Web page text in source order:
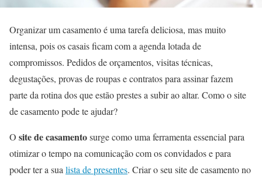
Organizar um casamento é uma tarefa deliciosa, mas muito
intensa, pois os casais ficam com a agenda lotada de
compromissos. Pedidos de orçamentos, visitas técnicas,
degustações, provas de roupas e contratos para assinar fazem
parte da rotina dos que estão prestes a subir ao altar. Como o site
de casamento pode te ajudar?
O site de casamentosurge como uma ferramenta essencial para
otimizar o tempo na comunicação com os convidados e para
poder ter a sua lista de presentes. Criar o seu site de casamento no